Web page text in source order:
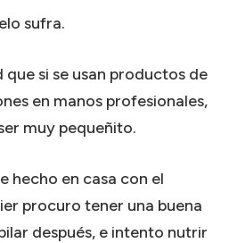
sufra.
que si se usan productos de
en manos profesionales,
muy pequeñito.
hecho en casa con el
procuro tener una buena
después, e intento nutrir